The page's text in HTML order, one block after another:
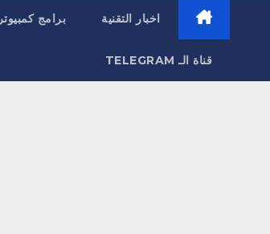
اخبار التقنية برامج كمبيوتر
قناة الـ TELEGRAM